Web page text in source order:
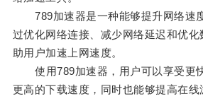
789加速器是一种能够提升网络速
过优化网络连接、减少网络延迟和优
助用户加速上网速度。
使用789加速器，用户可以享受更
更高的下载速度，同时也能够提高在